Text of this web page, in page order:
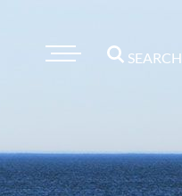
SEARCH